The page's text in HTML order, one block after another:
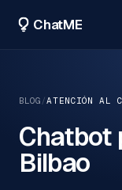
ChatME
BLOG /ATENCIÓN AL
Chatbot
Bilbao